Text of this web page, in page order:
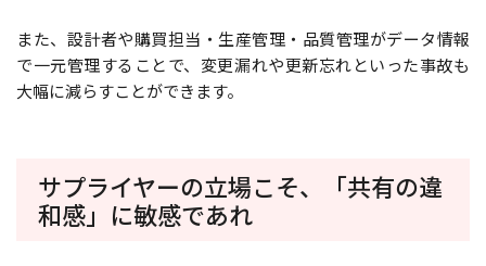
また、設計者や購買担当・生産管理・品質管理がデータ情報
で一元管理することで、変更漏れや更新忘れといった事故も
大幅に減らすことができます。
サプライヤーの立場こそ、「共有の違
和感」に敏感であれ